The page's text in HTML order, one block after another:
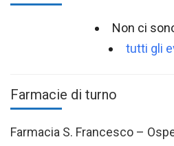
Non ci
tutti gli
Farmacie di turno
Farmacia S. Francesco –